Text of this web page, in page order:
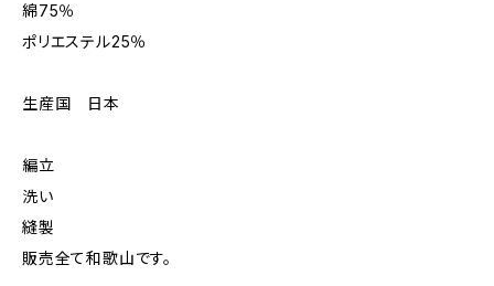
綿75％
ポリエステル25％
生産国 日本
編立
洗い
縫製
販売全て和歌山です。